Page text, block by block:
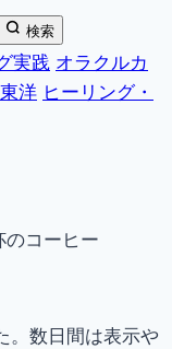
検索
実践 オラクルカ
洋 ヒーリング・
。数日間は表示や